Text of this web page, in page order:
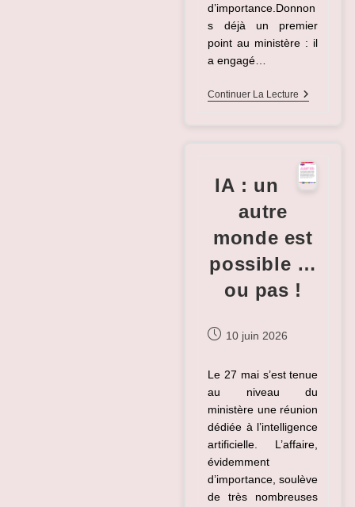
d’importance.Donnon
s déjà un premier
point au ministère : il
a engagé…
Continuer La Lecture La
Pleine
Lumière ?
IA : un
autre
monde est
possible …
ou pas !
Publication
10 juin 2026
Le 27 mai s’est tenue
au niveau du
ministère une réunion
dédiée à l’intelligence
artificielle. L’affaire,
évidemment
d’importance, soulève
de très nombreuses